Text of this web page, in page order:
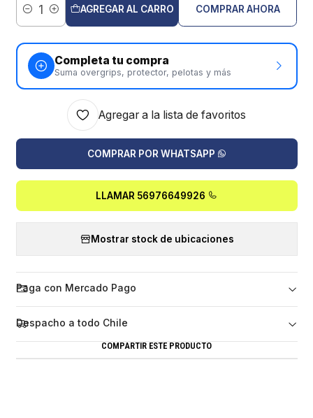
Cantidad
AGREGAR AL CARRO COMPRAR AHORA
Completa tu compra
Suma overgrips, protector, pelotas y más
Agregar a la lista de favoritos
COMPRAR POR WHATSAPP
LLAMAR 56976649926
Mostrar stock de ubicaciones
Paga con Mercado Pago
Despacho a todo Chile
COMPARTIR ESTE PRODUCTO